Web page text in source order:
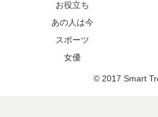
お役立ち
あの人は今
スポーツ
女優
© 2017 Smart